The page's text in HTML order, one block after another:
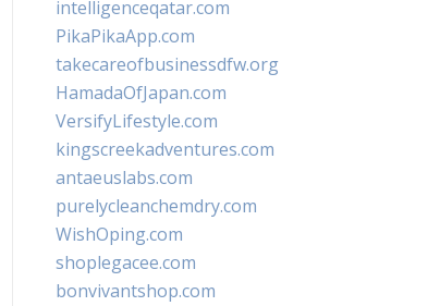
intelligenceqatar.com
PikaPikaApp.com
takecareofbusinessdfw.org
HamadaOfJapan.com
VersifyLifestyle.com
kingscreekadventures.com
antaeuslabs.com
purelycleanchemdry.com
WishOping.com
shoplegacee.com
bonvivantshop.com